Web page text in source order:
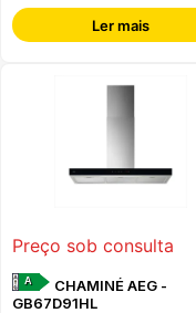
Ler mais
Preço sob consulta
A
CHAMINÉ AEG -
GB67D91HL